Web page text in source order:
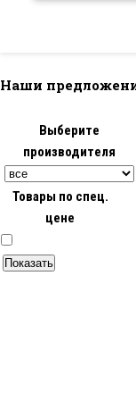
Наши
Выберите
производителя
Товары по спец.
цене